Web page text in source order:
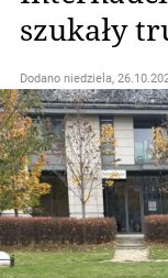
szukały
Dodano niedziela,